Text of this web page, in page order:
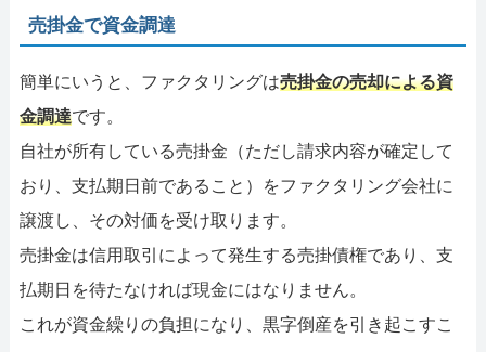
売掛金で資金調達
簡単にいうと、ファクタリングは売掛金の売却による資
金調達です。
自社が所有している売掛金（ただし請求内容が確定して
おり、支払期日前であること）をファクタリング会社に
譲渡し、その対価を受け取ります。
売掛金は信用取引によって発生する売掛債権であり、支
払期日を待たなければ現金にはなりません。
これが資金繰りの負担になり、黒字倒産を引き起こすこ